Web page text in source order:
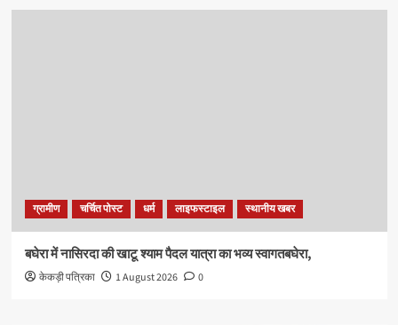
ग्रामीण चर्चित पोस्ट धर्म लाइफस्टाइल स्थानीय खबर
बघेरा में नासिरदा की खाटू श्याम पैदल यात्रा का भव्य स्वागतबघेरा,
केकड़ी पत्रिका 1 August 2026 0